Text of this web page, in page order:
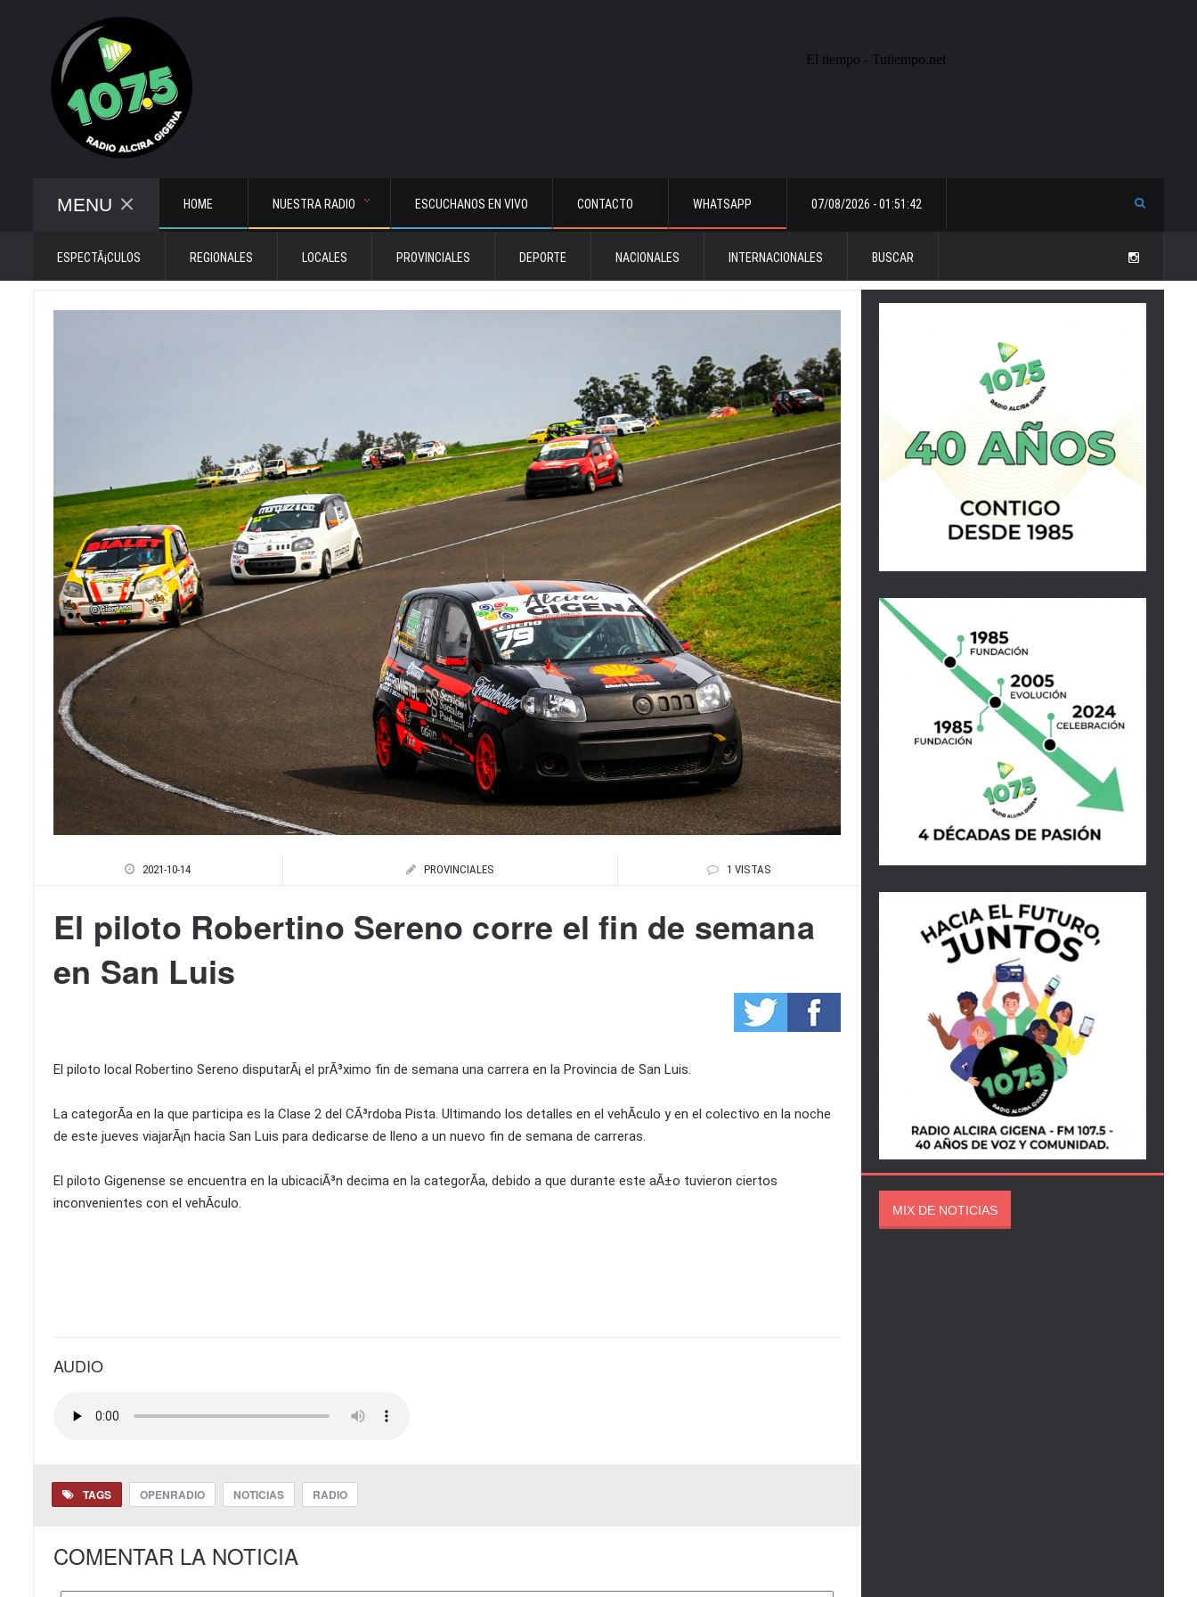
MENU HOME NUESTRA RADIO ESCUCHANOS EN VIVO CONTACTO WHATSAPP 07/08/2026 - 01:51:42
ESPECTÃ¡CULOS REGIONALES LOCALES PROVINCIALES DEPORTE NACIONALES INTERNACIONALES BUSCAR
2021-10-14 PROVINCIALES 1 VISTAS
El piloto Robertino Sereno corre el fin de semana
en San Luis
El piloto local Robertino Sereno disputarÃ¡ el prÃ³ximo fin de semana una carrera en la Provincia de San Luis.
La categorÃ­a en la que participa es la Clase 2 del CÃ³rdoba Pista. Ultimando los detalles en el vehÃ­culo y en el colectivo en la noche
de este jueves viajarÃ¡n hacia San Luis para dedicarse de lleno a un nuevo fin de semana de carreras.
El piloto Gigenense se encuentra en la ubicaciÃ³n decima en la categorÃ­a, debido a que durante este aÃ±o tuvieron ciertos
inconvenientes con el vehÃ­culo.
AUDIO
TAGS OPENRADIO NOTICIAS RADIO
COMENTAR LA NOTICIA
MIX DE NOTICIAS